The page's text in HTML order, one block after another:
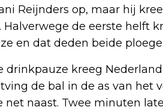
Reijnders op, maar hij
de eerste helft
en dat deden beide
drinkpauze kreeg
de bal in de as van het
naast. Twee minuten